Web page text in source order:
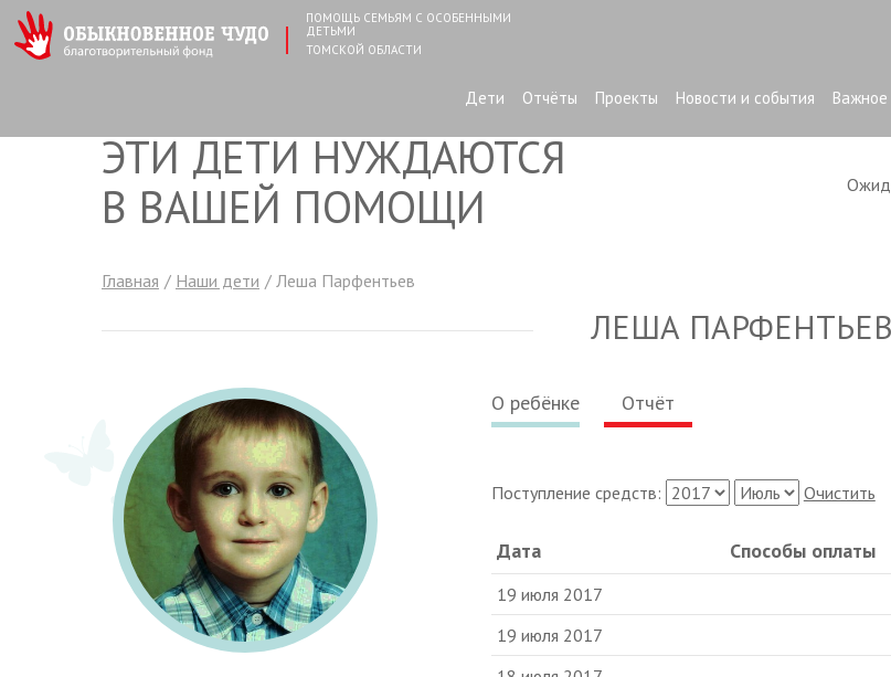
ПОМОЩЬ СЕМЬЯМ С ОСОБЕННЫМИ
ДЕТЬМИ
ТОМСКОЙ ОБЛАСТИ
Дети Отчёты Проекты Новости и события Важное
ЭТИ ДЕТИ НУЖДАЮТСЯ
В ВАШЕЙ ПОМОЩИ
Главная Наши дети Леша Парфентьев
ЛЕША ПАРФЕНТЬЕВ
О ребёнке Отчёт
Поступление средств: Очистить
Дата Способы оплаты
19 июля 2017
19 июля 2017